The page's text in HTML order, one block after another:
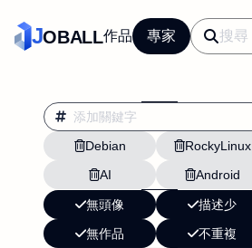
JOBALL作品 專家
Debian
RockyLinux
AI
Android
無頭像
描述少
無作品
不重複